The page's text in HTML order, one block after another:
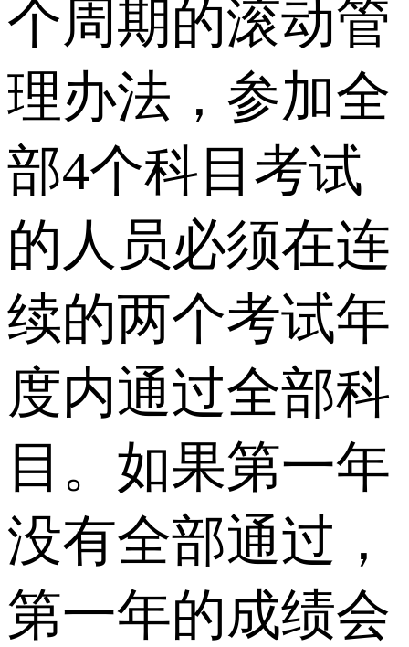
个周期的滚动管
理办法，参加全
部4个科目考试
的人员必须在连
续的两个考试年
度内通过全部科
目。如果第一年
没有全部通过，
第一年的成绩会